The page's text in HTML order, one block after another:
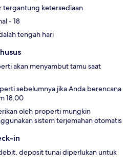
tergantung ketersediaan
- 18
tengah hari
akan menyambut tamu saat
sebelumnya jika Anda berencana
18.00
oleh properti mungkin
sistem terjemahan otomatis
in
deposit tunai diperlukan untuk